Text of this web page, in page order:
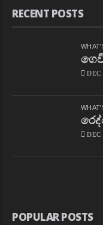
RECENT POSTS
DEC
DEC
POPULAR POSTS